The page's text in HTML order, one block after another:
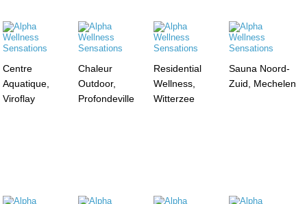
Centre
Aquatique,
Viroflay
Chaleur
Outdoor,
Profondeville
Residential
Wellness,
Witterzee
Sauna Noord-
Zuid, Mechelen